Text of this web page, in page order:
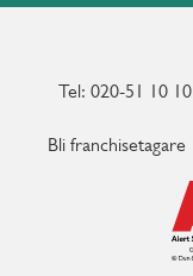
Karlstad
Kristianstad
Kungsbacka
Tel: 020-51 10 10
Bli franchisetagare